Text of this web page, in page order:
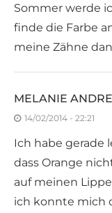
Sommer werde
finde die Farbe
meine Zähne
MELANIE
14/02/2014 - 22:21
Ich habe gerade
dass Orange
auf meinen
ich konnte mich